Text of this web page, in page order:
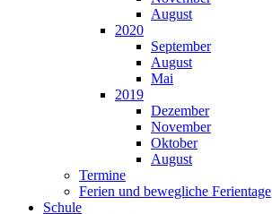
August
2020
September
August
Mai
2019
Dezember
November
Oktober
August
Termine
Ferien und bewegliche Ferientage
Schule